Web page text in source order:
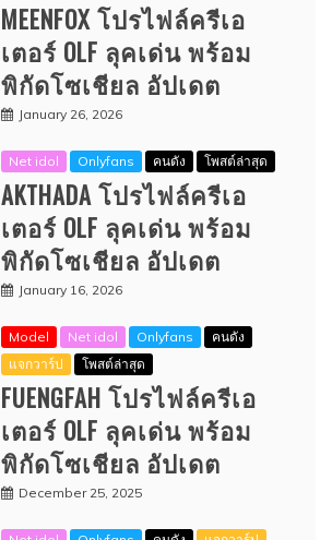
MEENFOX โปรไฟล์ครีเอ
เตอร์ OLF ลุคเด่น พร้อม
พิกัดโซเชียล อัปเดต
January 26, 2026
Net idol Onlyfans คนดัง โพสต์ล่าสุด
AKTHADA โปรไฟล์ครีเอ
เตอร์ OLF ลุคเด่น พร้อม
พิกัดโซเชียล อัปเดต
January 16, 2026
Model Net idol Onlyfans
คนดัง
แจกวาร์ป
โพสต์ล่าสุด
FUENGFAH โปรไฟล์ครีเอ
เตอร์ OLF ลุคเด่น พร้อม
พิกัดโซเชียล อัปเดต
December 25, 2025